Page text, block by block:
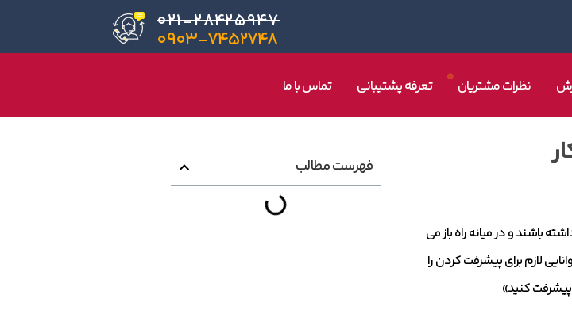
۰۲۱-۲۸۴۲۵۹۴۷
۰۹۰۳-۷۴۵۲۷۴۸
نظرات مشتریان تعرفه پشتیبانی تماس با ما
باشند و در میانه راه باز می
لازم برای پیشرفت کردن را
پیشرفت کنید»
فهرست مطالب